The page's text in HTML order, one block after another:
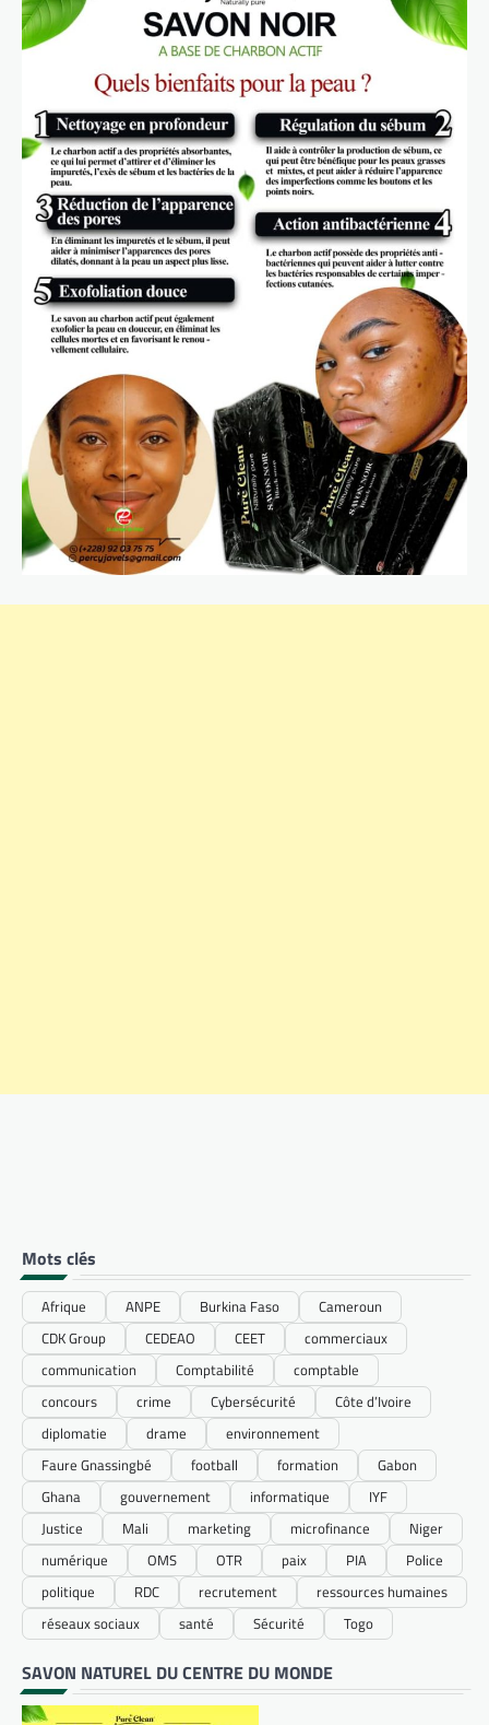
Mots clés
Afrique ANPE Burkina Faso
Cameroun
CDK Group
CEDEAO CEET
commerciaux
communication
Comptabilité
comptable
concours
crime Cybersécurité
Côte d’Ivoire
diplomatie
drame
environnement
Faure Gnassingbé
football formation
Gabon
Ghana
gouvernement informatique
IYF
Justice
Mali marketing microfinance
Niger
numérique
OMS OTR paix PIA
Police
politique
RDC recrutement
ressources humaines
réseaux sociaux
santé Sécurité Togo
SAVON NATUREL DU CENTRE DU MONDE